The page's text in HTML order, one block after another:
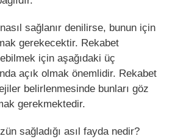
sağlanır denilirse, bunun için
gerekecektir. Rekabet
için aşağıdaki üç
açık olmak önemlidir. Rekabet
belirlenmesinde bunları göz
gerekmektedir.
sağladığı asıl fayda nedir?